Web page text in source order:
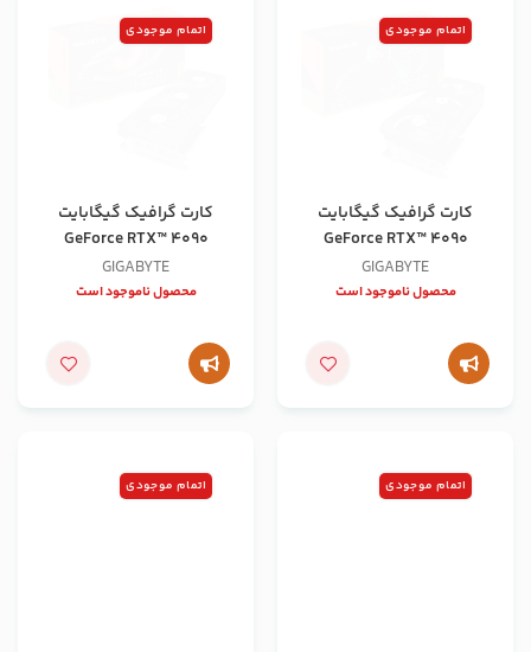
اتمام موجودی
کارت گرافیک گیگابایت
GeForce RTX™ 4090
GAMING OC 24G
GIGABYTE
محصول ناموجود است
اتمام موجودی
کارت گرافیک گیگابایت
GeForce RTX™ 4090
WINDFORCE V2 24G
GIGABYTE
محصول ناموجود است
اتمام موجودی اتمام موجودی